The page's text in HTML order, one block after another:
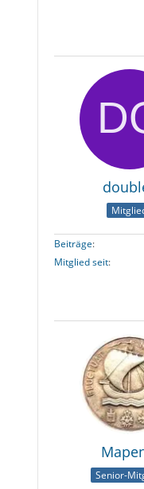
Beiträge
Mitglied seit
Senior-